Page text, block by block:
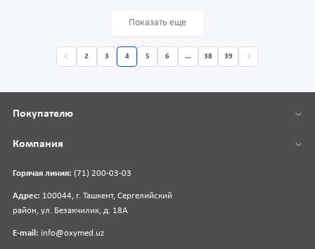
Показать еще
2 3 4 5 6 ... 38 39
Горячая линия: (71) 200-03-03
Адрес: 100044, г. Ташкент, Сергелийский
район, ул. Безакчилик, д. 18А
E-mail: info@oxymed.uz
Покупателю
Компания